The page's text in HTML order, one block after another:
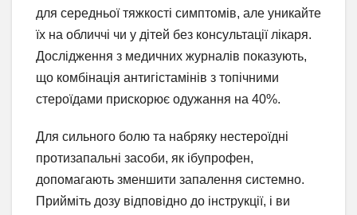
для середньої тяжкості симптомів, але уникайте
їх на обличчі чи у дітей без консультації лікаря.
Дослідження з медичних журналів показують,
що комбінація антигістамінів з топічними
стероїдами прискорює одужання на 40%.
Для сильного болю та набряку нестероїдні
протизапальні засоби, як ібупрофен,
допомагають зменшити запалення системно.
Прийміть дозу відповідно до інструкції, і ви